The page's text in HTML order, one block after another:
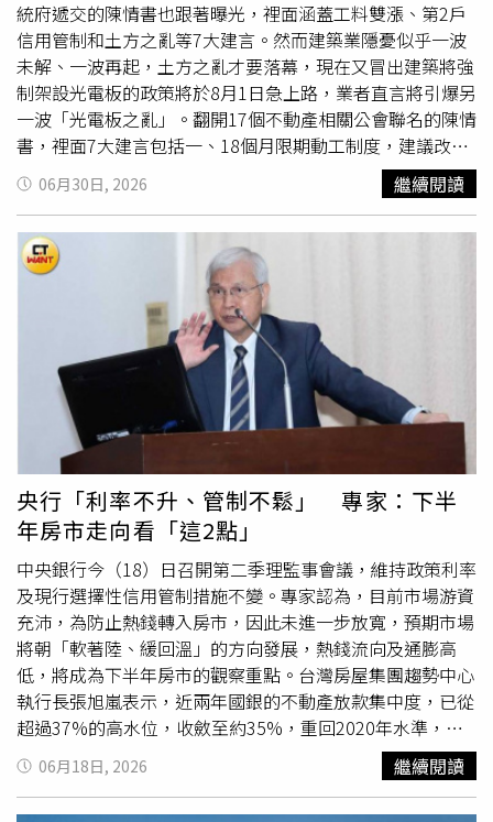
未來房價與交易也將更回歸區域基本面與真實需求。股市賺
飽錢去哪？專家：「這波」恐回流房市股市賺飽錢去哪？專
家：「這波」恐回流房市房貸占比降了！房貸餘額卻衝
15.25兆 專家揭房市真相
轉為比拚區域產業、交通建設、生活機能與產品定位的「基
本面競爭」。融資受限導致自備款大增另一個值得注意的現
象是，雖然台灣AI供應鏈投資、科技園區擴廠與股市資金動
能，仍為整體經濟提供強力支撐，但房市受制於授信條件，
未能同步反映資產市場熱度，形成「股房不同步」的現象。
這說明房市成交減速並非單純需求消失，而是購屋人的融資
能力、建商的推案節奏與銀行的資金配置同時受到約束。賴
正鎰表示，部分買方因銀行今年以來的鑑價略趨保守且貸款
成數下修，僅剩下六成左右，導致民眾在交屋前臨時須補足
一至兩成自備款。因此他建議，應該加速改善房貸排撥與審
核效率，避免換屋者的違約與資金調度風險。科技園區紅利
區仍具優勢賴正鎰談到，限貸環境已使建商從過去的積極搶
地，改採「都更合建、危老重建、低總價、小坪數及自住型
產品」，並以遞延推案、邊建邊售、控制土地庫存等方式，
來降低資金風險。然而，建照、土地交易與新推案同步下
滑，短期內已壓抑市場供給與相關產業就業。從下半年與明
年的長遠角度來看，某些地區仍有科技產業擴大開發議題的
人口紅利效益。例如台北的北士科周邊北投地區，以及台中
的中科周邊（如十三期、單元二、單元四及單元五），部分
開發商仍鎖定這些地區推案，並針對科技族群的生活需求進
行設計。賴正鎰五項建言籲政府鬆綁賴正鎰認為，政府不宜
以一體適用的限貸政策處理不同需求，應採取更彈性的金融
與供給管理。他也特別提出以下五項建言：第一，採差異化
管理： 對首購、自住及「先買後賣」的實質換屋族，適度
提高第二戶合理貸款成數至七成，甚至七成五，避免家庭因
居住需求升級而被迫產生違約。第二，檢討高價住宅門檻：
應依房價、所得與營建成本變化，重新檢討高價住宅認定門
檻。台北七千萬元應提高為八千萬元，新北市六千萬元應提
高為七千萬元，其餘地區四千萬元應拉高到五千萬元，還給
中產階級正常的貸款空間。第三，採風險分級核貸： 對具
開發實績、非投機囤地、確實投入都更、危老或ESG綠建築
統府遞交的陳情書也跟著曝光，裡面涵蓋工料雙漲、第2戶
信用管制和土方之亂等7大建言。然而建築業隱憂似乎一波
未解、一波再起，土方之亂才要落幕，現在又冒出建築將強
制架設光電板的政策將於8月1日急上路，業者直言將引爆另
一波「光電板之亂」。翻開17個不動產相關公會聯名的陳情
書，裡面7大建言包括一、18個月限期動工制度，建議改為
實質審查機制；二、建立跨部會土方分流與再利用機制；
三、改善工料雙漲與缺工問題；四、資金配置結構已轉變，
限制；六、避免金融資源過度集中；七、維持建築產業穩定
發展。不動產聯盟總會理事長黃啟倫表示，營建業經營環境
備受挑戰，已經有不少中小型建商看不到希望退出市場，營
建業停擺，相關周邊上下游包括代銷、建材、家具、家電、
裝潢業等也都會受到影響。（圖／方萬民攝）領頭的不動產
聯盟總會理事長黃啟倫逐一解釋，現行規定要求建商購地後
18個月內動工，否則將面臨提高利率或收回貸款等壓力，然
進度往往受行政審查效率影響，並非業者單方面可控制，卻
迫使業者於不合理時程內集中推案，造成部分區域短期供給
失衡與市場去化壓力。建請中央將「限期動工」調整為「實
質開發進度認定」，凡已完成規劃設計並正式進入建照或審
查程序者，應視同已啟動開發。雖然土方清運問題各縣市已
經陸續排解，但黃啟倫表示，清運費用相較之前仍多出2、3
倍漲幅，價格還是壓不下去，除了新制度增加的必要成本，
還有一大部分因人為操控抬高利潤。建議建立分區分流、在
地暫置與再利用制度，由中央跨部會統籌，建立長期穩定且
透明的土方去化機制，以降低營建成本、提升國土資源利用
效率。在缺工缺料上，也常造成建案工期被迫延長，不僅增
加建築業財務壓力，也提高履約爭議與社會成本。他也建議
政府建立建材價格監測與預警制度，避免不合理壟斷或哄
抬，同時適度檢討並放寬營造業移工引進與留才制度。雖然
第2戶購屋貸款成數已從5成調高到6成，但若以總價2000萬
06月30日, 2026 繼續閱讀
央行「利率不升、管制不鬆」 專家：下半
年房市走向看「這2點」
中央銀行今（18）日召開第二季理監事會議，維持政策利率
及現行選擇性信用管制措施不變。專家認為，目前市場游資
充沛，為防止熱錢轉入房市，因此未進一步放寬，預期市場
將朝「軟著陸、緩回溫」的方向發展，熱錢流向及通膨高
低，將成為下半年房市的觀察重點。台灣房屋集團趨勢中心
執行長張旭嵐表示，近兩年國銀的不動產放款集中度，已從
超過37%的高水位，收斂至約35%，重回2020年水準，落
實了央行避免信用資源過度傾向房市的政策目標。但當前股
市大熱，市場游資充沛，為防熱錢轉入房市，央行對信用管
制謹守「緊抓輕放」的原則，且Q1已針對換屋族鬆綁1成，
06月18日, 2026 繼續閱讀